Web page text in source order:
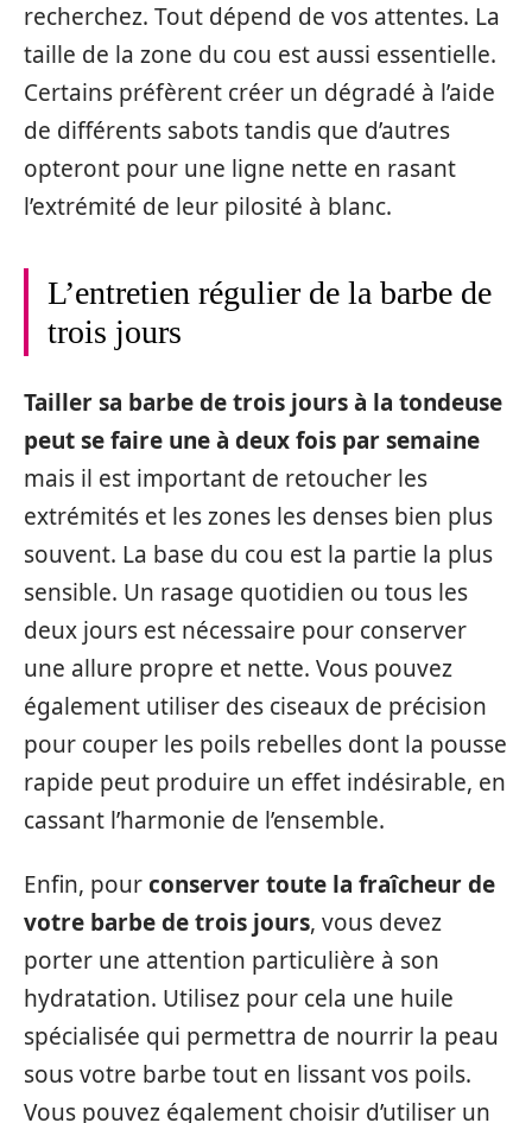
recherchez. Tout dépend de vos attentes. La
taille de la zone du cou est aussi essentielle.
Certains préfèrent créer un dégradé à l’aide
de différents sabots tandis que d’autres
opteront pour une ligne nette en rasant
l’extrémité de leur pilosité à blanc.
L’entretien régulier de la barbe de
trois jours
Tailler sa barbe de trois jours à la tondeuse
peut se faire une à deux fois par semaine
mais il est important de retoucher les
extrémités et les zones les denses bien plus
souvent. La base du cou est la partie la plus
sensible. Un rasage quotidien ou tous les
deux jours est nécessaire pour conserver
une allure propre et nette. Vous pouvez
également utiliser des ciseaux de précision
pour couper les poils rebelles dont la pousse
rapide peut produire un effet indésirable, en
cassant l’harmonie de l’ensemble.
Enfin, pourconserver toute la fraîcheur de
votre barbe de trois jours, vous devez
porter une attention particulière à son
hydratation. Utilisez pour cela une huile
spécialisée qui permettra de nourrir la peau
sous votre barbe tout en lissant vos poils.
Vous pouvez également choisir d’utiliser un